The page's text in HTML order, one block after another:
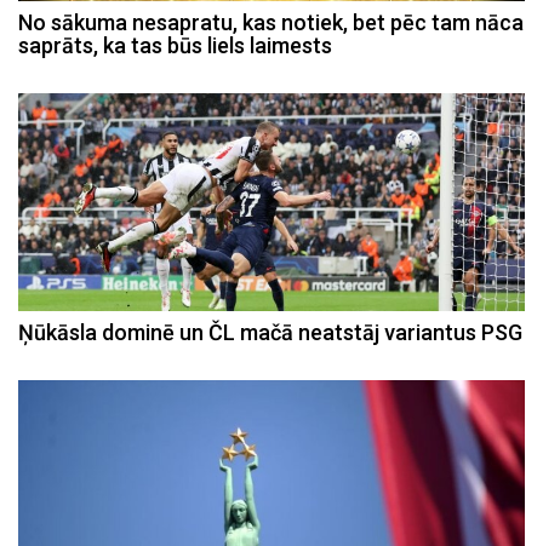
No sākuma nesapratu, kas notiek, bet pēc tam nāca
saprāts, ka tas būs liels laimests
Ņūkāsla dominē un ČL mačā neatstāj variantus PSG